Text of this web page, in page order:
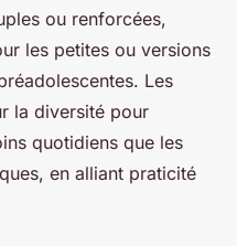
ou renforcées,
les petites ou versions
Les
la diversité pour
quotidiens que les
en alliant praticité